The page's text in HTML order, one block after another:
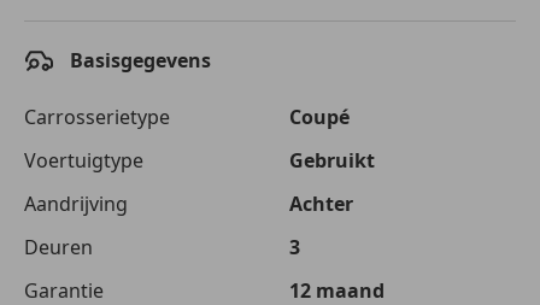
Basisgegevens
Carrosserietype
Coupé
Voertuigtype
Gebruikt
Aandrijving
Achter
Deuren
3
Garantie
12 maand